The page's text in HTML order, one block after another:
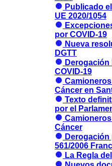
Publicado
UE 2020/1054
por COVID-19
Nueva
DGTT
Derogación
COVID-19
Cáncer en
Texto
por el
Cáncer
Derogación
561/2006
La Regla